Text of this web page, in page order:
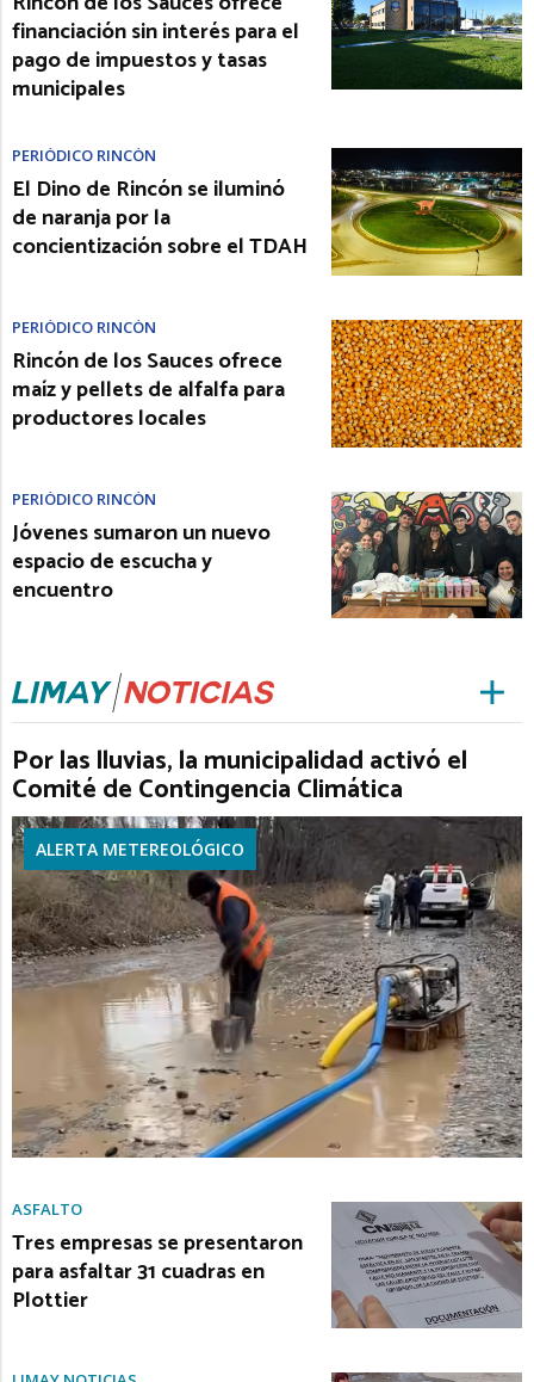
financiación sin interés para el
pago de impuestos y tasas
municipales
PERIÓDICO RINCÓN
El Dino de Rincón se iluminó
de naranja por la
concientización sobre el TDAH
PERIÓDICO RINCÓN
Rincón de los Sauces ofrece
maíz y pellets de alfalfa para
productores locales
PERIÓDICO RINCÓN
Jóvenes sumaron un nuevo
espacio de escucha y
encuentro
Por las lluvias, la municipalidad activó el
Comité de Contingencia Climática
ALERTA METEREOLÓGICO
ASFALTO
Tres empresas se presentaron
para asfaltar 31 cuadras en
Plottier